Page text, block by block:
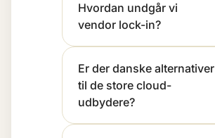
Hvordan undgår vi
vendor lock-in?
Er der danske alternativer
til de store cloud-
udbydere?